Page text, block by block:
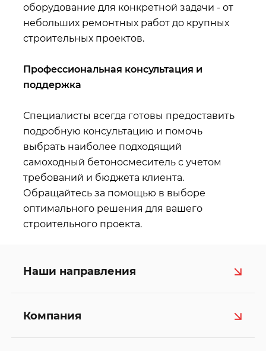
оборудование для конкретной задачи - от
небольших ремонтных работ до крупных
строительных проектов.
Профессиональная консультация и
поддержка
Специалисты всегда готовы предоставить
подробную консультацию и помочь
выбрать наиболее подходящий
самоходный бетоносмеситель с учетом
требований и бюджета клиента.
Обращайтесь за помощью в выборе
оптимального решения для вашего
строительного проекта.
Наши направления
Компания